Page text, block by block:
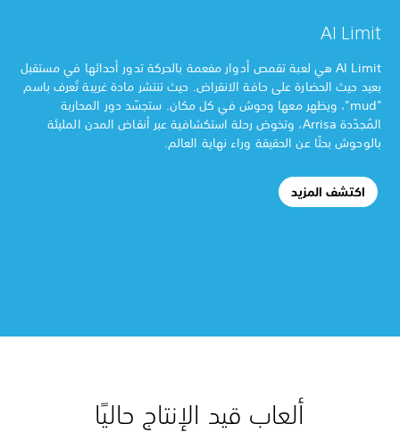
AI Limit
AI Limit هي لعبة تقمص أدوار مفعمة بالحركة تدور أحداثها في مستقبل
بعيد حيث الحضارة على حافة الانقراض. حيث تنتشر مادة غريبة تُعرف باسم
"mud"، ويظهر معها وحوش في كل مكان. ستجسّد دور المحاربة
المُجدّدة Arrisa، وتخوض رحلة استكشافية عبر أنقاض المدن المليئة
بالوحوش بحثًا عن الحقيقة وراء نهاية العالم.
اكتشف المزيد
ألعاب قيد الإنتاج حاليًا